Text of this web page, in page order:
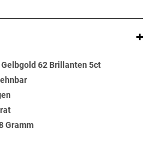
62 Brillanten 5ct
Gramm